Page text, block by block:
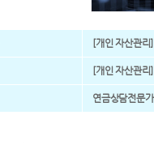
[개인 자산관
[개인 자산관
연금상담전문